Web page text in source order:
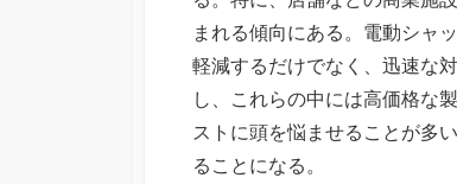
まれる傾向にある。電動シャ
軽減するだけでなく、迅速な
し、これらの中には高価格な
ストに頭を悩ませることが多
ることになる。